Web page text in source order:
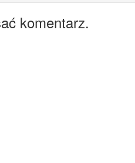
komentarz.